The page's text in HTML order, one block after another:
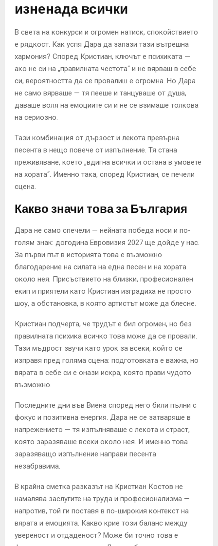
изненада всички
В света на конкурси и огромен натиск, спокойствието
е рядкост. Как успя Дара да запази тази вътрешна
хармония? Според Кристиан, ключът е психиката —
ако не си на „правилната честота“ и не вярваш в себе
си, вероятността да се провалиш е огромна. Но Дара
не само вярваше — тя пееше и танцуваше от душа,
даваше воля на емоциите си и не се взимаше толкова
на сериозно.
Тази комбинация от дързост и лекота превърна
песента в нещо повече от изпълнение. Тя стана
преживяване, което „вдигна всички и остана в умовете
на хората“. Именно така, според Кристиан, се печели
сцена.
Какво значи това за България
Дара не само спечели — нейната победа носи и по-
голям знак: догодина Евровизия 2027 ще дойде у нас.
За първи път в историята това е възможно
благодарение на силата на една песен и на хората
около нея. Присъствието на близки, професионален
екип и приятели като Кристиан изградиха не просто
шоу, а обстановка, в която артистът може да блесне.
Кристиан подчерта, че трудът е бил огромен, но без
правилната психика всичко това може да се провали.
Тази мъдрост звучи като урок за всеки, който се
изправя пред голяма сцена: подготовката е важна, но
вярата в себе си е онази искра, която прави чудото
възможно.
Последните дни във Виена според него били пълни с
фокус и позитивна енергия. Дара не се затваряше в
напрежението — тя изпълняваше с лекота и страст,
която заразяваше всеки около нея. И именно това
заразяващо изпълнение направи песента
незабравима.
В крайна сметка разказът на Кристиан Костов не
намалява заслугите на труда и професионализма —
напротив, той ги поставя в по-широкия контекст на
вярата и емоцията. Какво крие този баланс между
увереност и отдаденост? Може би точно това е